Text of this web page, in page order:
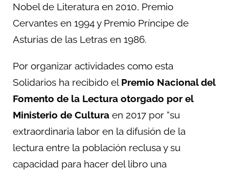
Nobel de Literatura en 2010, Premio
Cervantes en 1994 y Premio Príncipe de
Asturias de las Letras en 1986.
Por organizar actividades como esta
Solidarios ha recibido el Premio Nacional del
Fomento de la Lectura otorgado por el
Ministerio de Cultura en 2017 por “su
extraordinaria labor en la difusión de la
lectura entre la población reclusa y su
capacidad para hacer del libro una